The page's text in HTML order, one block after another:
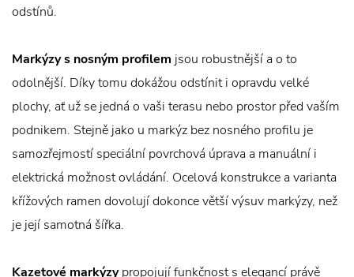
odstínů.
Markýzy s nosným profilem jsou robustnější a o to
odolnější. Díky tomu dokážou odstínit i opravdu velké
plochy, ať už se jedná o vaši terasu nebo prostor před vaším
podnikem. Stejně jako u markýz bez nosného profilu je
samozřejmostí speciální povrchová úprava a manuální i
elektrická možnost ovládání. Ocelová konstrukce a varianta
křížových ramen dovolují dokonce větší výsuv markýzy, než
je její samotná šířka.
Kazetové markýzypropojují funkčnost s elegancí právě